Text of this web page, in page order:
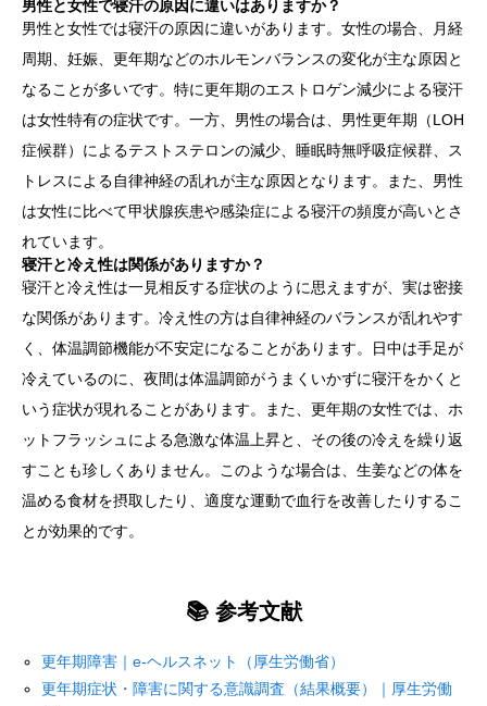
男性と女性で寝汗の原因に違いはありますか？
男性と女性では寝汗の原因に違いがあります。女性の場合、月経
周期、妊娠、更年期などのホルモンバランスの変化が主な原因と
なることが多いです。特に更年期のエストロゲン減少による寝汗
は女性特有の症状です。一方、男性の場合は、男性更年期（LOH
症候群）によるテストステロンの減少、睡眠時無呼吸症候群、ス
トレスによる自律神経の乱れが主な原因となります。また、男性
は女性に比べて甲状腺疾患や感染症による寝汗の頻度が高いとさ
れています。
寝汗と冷え性は関係がありますか？
寝汗と冷え性は一見相反する症状のように思えますが、実は密接
な関係があります。冷え性の方は自律神経のバランスが乱れやす
く、体温調節機能が不安定になることがあります。日中は手足が
冷えているのに、夜間は体温調節がうまくいかずに寝汗をかくと
いう症状が現れることがあります。また、更年期の女性では、ホ
ットフラッシュによる急激な体温上昇と、その後の冷えを繰り返
すことも珍しくありません。このような場合は、生姜などの体を
温める食材を摂取したり、適度な運動で血行を改善したりするこ
とが効果的です。
📚 参考文献
更年期障害｜e-ヘルスネット（厚生労働省）
更年期症状・障害に関する意識調査（結果概要）｜厚生労働